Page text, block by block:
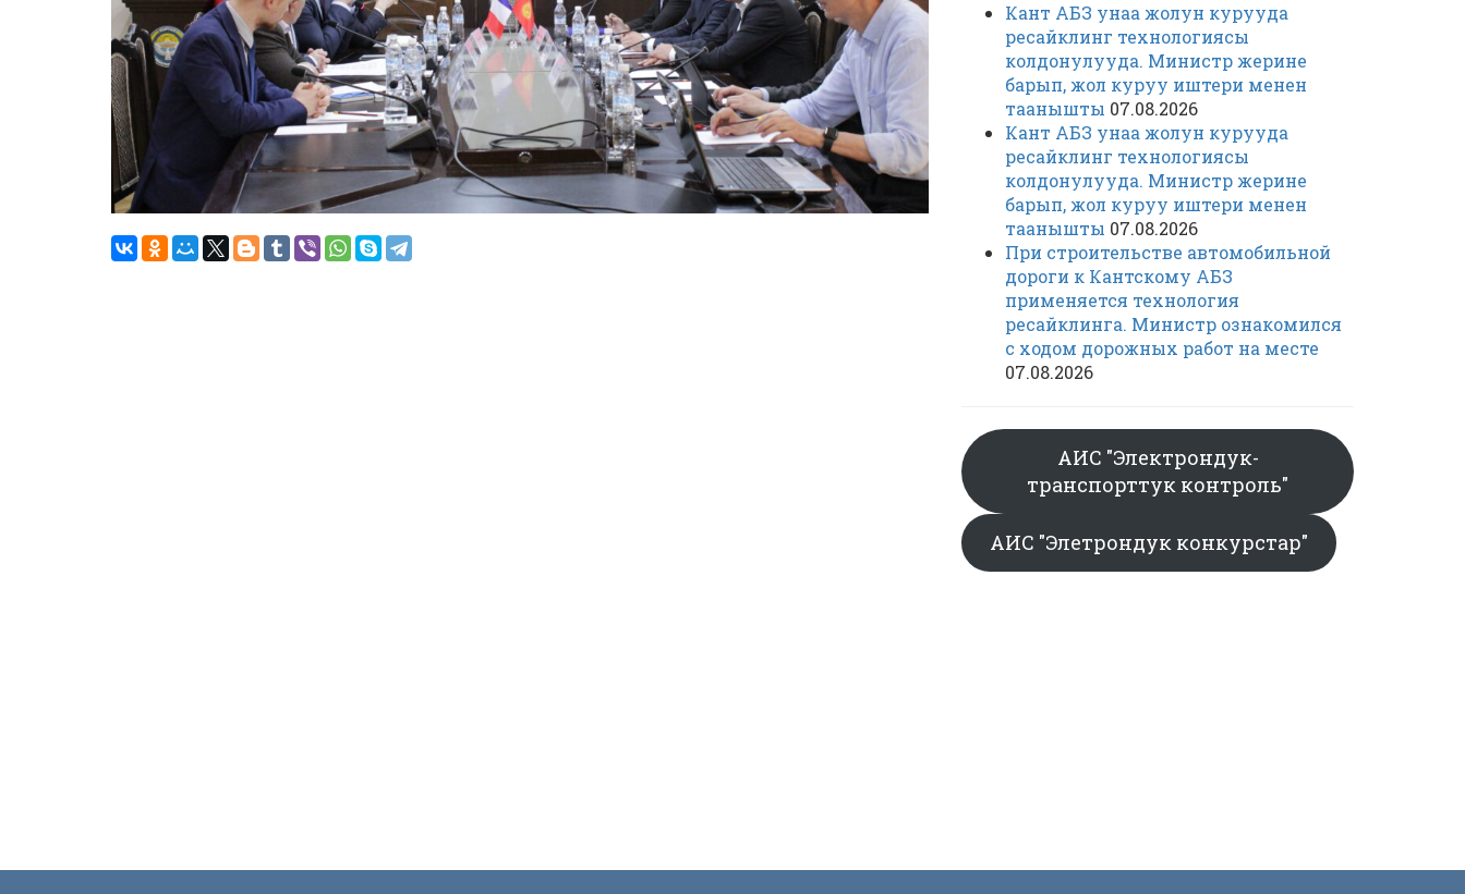
Кант АБЗ унаа жолун курууда
ресайклинг технологиясы
колдонулууда. Министр жерине
барып, жол куруу иштери менен
таанышты 07.08.2026
Кант АБЗ унаа жолун курууда
ресайклинг технологиясы
колдонулууда. Министр жерине
барып, жол куруу иштери менен
таанышты 07.08.2026
При строительстве автомобильной
дороги к Кантскому АБЗ
применяется технология
ресайклинга. Министр ознакомился
с ходом дорожных работ на месте
07.08.2026
АИС "Электрондук-
транспорттук контроль"
АИС "Элетрондук конкурстар"